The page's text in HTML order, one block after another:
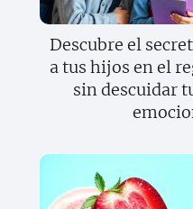
Descubre el
a tus hijos en el
sin descuidar